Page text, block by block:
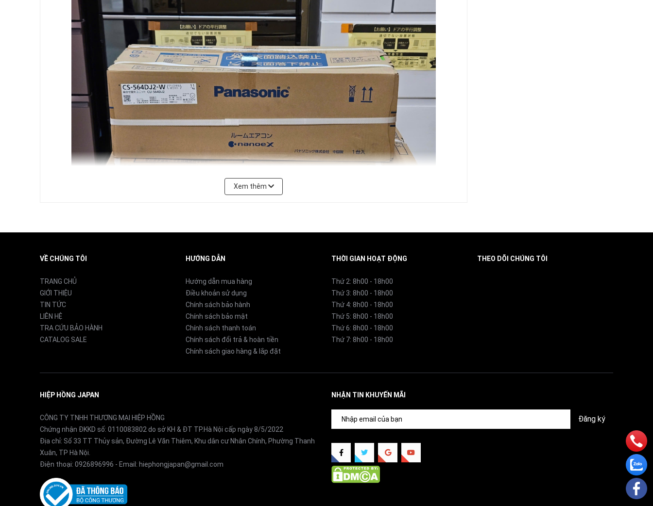
Độ ồn dàn lạnh (làm mát) 65 dB
Độ ồn dàn nóng (làm mát) 66 dB
Công suất sưởi ấm 6,7 kW (dao động từ 0,6 đến 9,4 kW)
Diện tích sưởi ấm phù hợp 24 – 30 m²
Điện năng tiêu thụ (sưởi ấm) 2.030 W (dao động từ 150 đến 3.440 W)
Độ ồn dàn lạnh (sưởi ấm) 67 dB
1. Thiết kế hiện đại, phù hợp nhiều không gian
CS-564DJ2 có kiểu dáng thanh lịch với tông màu trắng trang nhã, phù hợp với nhiều phong cách nội thất. Dàn lạnh nhỏ
gọn giúp tối ưu không gian lắp đặt, mang lại vẻ sang trọng và tinh tế cho căn phòng.
Xem thêm
VỀ CHÚNG TÔI
TRANG CHỦ
GIỚI THIỆU
TIN TỨC
LIÊN HỆ
TRA CỨU BẢO HÀNH
CATALOG SALE
HƯỚNG DẪN
Hướng dẫn mua hàng
Điều khoản sử dụng
Chính sách bảo hành
Chính sách bảo mật
Chính sách thanh toán
Chính sách đổi trả & hoàn tiền
Chính sách giao hàng & lắp đặt
THỜI GIAN HOẠT ĐỘNG
Thứ 2: 8h00 - 18h00
Thứ 3: 8h00 - 18h00
Thứ 4: 8h00 - 18h00
Thứ 5: 8h00 - 18h00
Thứ 6: 8h00 - 18h00
Thứ 7: 8h00 - 18h00
THEO DÕI CHÚNG TÔI
HIỆP HỒNG JAPAN
CÔNG TY TNHH THƯƠNG MẠI HIỆP HỒNG
Chứng nhận ĐKKD số: 0110083802 do sở KH & ĐT TP.Hà Nội cấp ngày 8/5/2022
Địa chỉ: Số 33 TT Thủy sản, Đường Lê Văn Thiêm, Khu dân cư Nhân Chính, Phường Thanh
Xuân, TP Hà Nội.
Điện thoại: 0926896996 - Email: hiephongjapan@gmail.com
NHẬN TIN KHUYẾN MÃI
Đăng ký